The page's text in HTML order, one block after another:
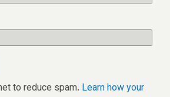
to reduce spam. Learn how your